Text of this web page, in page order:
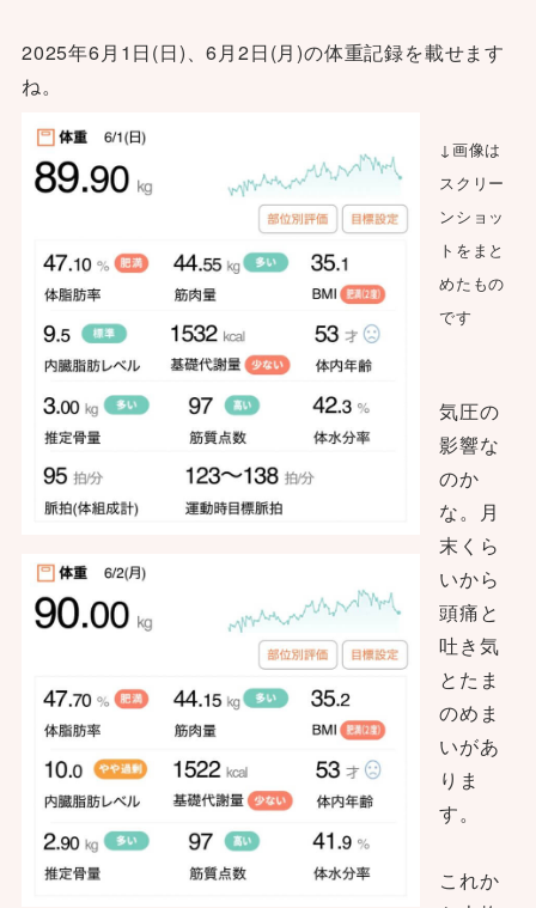
2025年6月1日(日)、6月2日(月)の体重記録を載せます
ね。
↓画像は
スクリー
ンショッ
トをまと
めたもの
です
気圧の
影響な
のか
な。月
末くら
いから
頭痛と
吐き気
とたま
のめま
いがあ
りま
す。
これか